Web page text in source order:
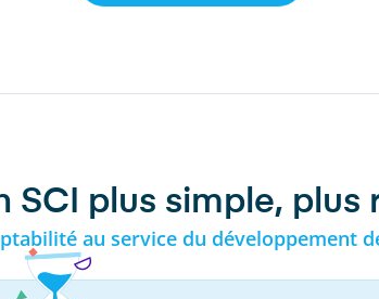
SCI plus simple, plus
au service du développement